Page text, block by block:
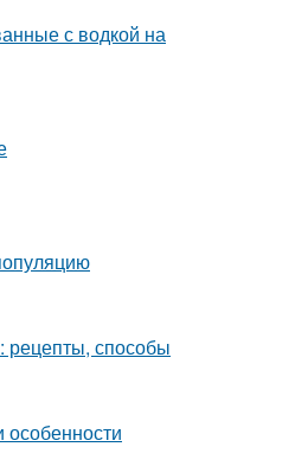
с водкой на
рецепты, способы